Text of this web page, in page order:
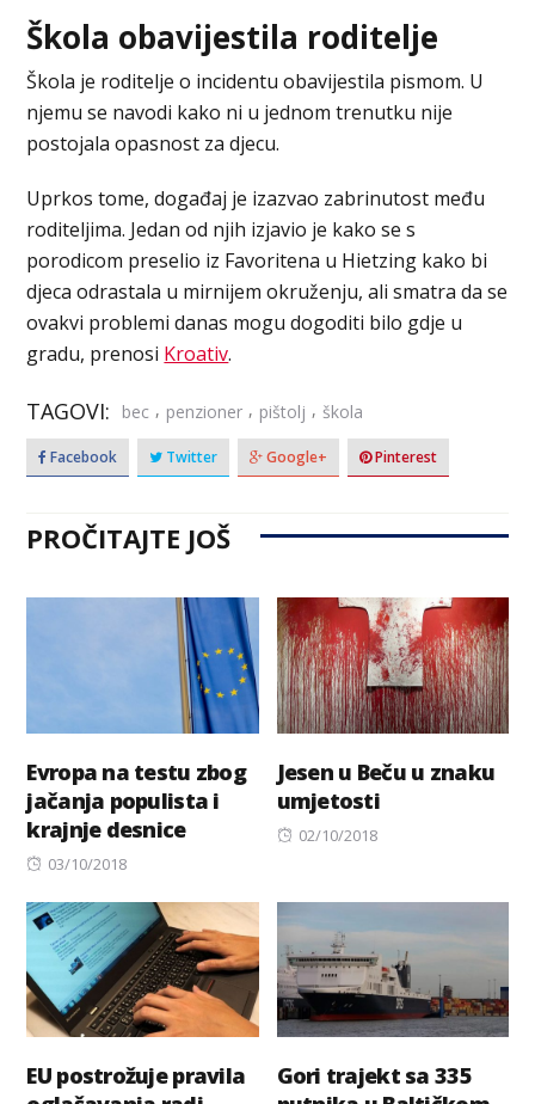
Škola obavijestila roditelje
Škola je roditelje o incidentu obavijestila pismom. U
njemu se navodi kako ni u jednom trenutku nije
postojala opasnost za djecu.
Uprkos tome, događaj je izazvao zabrinutost među
roditeljima. Jedan od njih izjavio je kako se s
porodicom preselio iz Favoritena u Hietzing kako bi
djeca odrastala u mirnijem okruženju, ali smatra da se
ovakvi problemi danas mogu dogoditi bilo gdje u
gradu, prenosi Kroativ.
TAGOVI: bec , penzioner , pištolj , škola
Facebook Twitter Google+ Pinterest
PROČITAJTE JOŠ
Evropa na testu zbog
jačanja populista i
krajnje desnice
Posted
03/10/2018
Jesen u Beču u znaku
umjetosti
Posted
02/10/2018
EU postrožuje pravila
Gori trajekt sa 335